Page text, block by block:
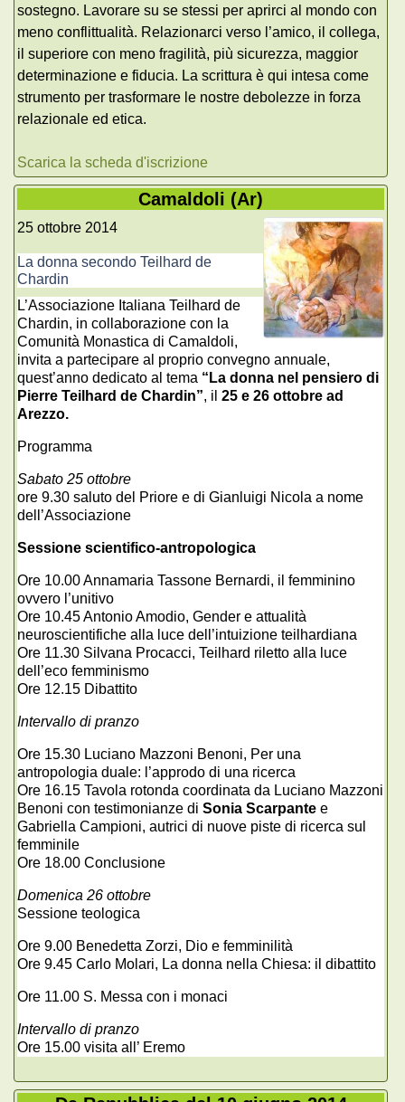
sostegno. Lavorare su se stessi per aprirci al mondo con
meno conflittualità. Relazionarci verso l’amico, il collega,
il superiore con meno fragilità, più sicurezza, maggior
determinazione e fiducia. La scrittura è qui intesa come
strumento per trasformare le nostre debolezze in forza
relazionale ed etica.
Scarica la scheda d'iscrizione
Camaldoli (Ar)
25 ottobre 2014
La donna secondo Teilhard de
Chardin
L’Associazione Italiana Teilhard de
Chardin, in collaborazione con la
Comunità Monastica di Camaldoli,
invita a partecipare al proprio convegno annuale,
quest’anno dedicato al tema “La donna nel pensiero di
Pierre Teilhard de Chardin”, il 25 e 26 ottobre ad
Arezzo.
Programma
Sabato 25 ottobre
ore 9.30 saluto del Priore e di Gianluigi Nicola a nome
dell’Associazione
Sessione scientifico-antropologica
Ore 10.00 Annamaria Tassone Bernardi, il femminino
ovvero l’unitivo
Ore 10.45 Antonio Amodio, Gender e attualità
neuroscientifiche alla luce dell’intuizione teilhardiana
Ore 11.30 Silvana Procacci, Teilhard riletto alla luce
dell’eco femminismo
Ore 12.15 Dibattito
Intervallo di pranzo
Ore 15.30 Luciano Mazzoni Benoni, Per una
antropologia duale: l’approdo di una ricerca
Ore 16.15 Tavola rotonda coordinata da Luciano Mazzoni
Benoni con testimonianze di Sonia Scarpante e
Gabriella Campioni, autrici di nuove piste di ricerca sul
femminile
Ore 18.00 Conclusione
Domenica 26 ottobre
Sessione teologica
Ore 9.00 Benedetta Zorzi, Dio e femminilità
Ore 9.45 Carlo Molari, La donna nella Chiesa: il dibattito
Ore 11.00 S. Messa con i monaci
Intervallo di pranzo
Ore 15.00 visita all’ Eremo